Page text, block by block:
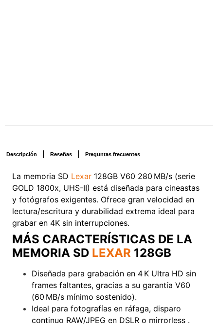
Descripción Reseñas Preguntas frecuentes
La memoria SD Lexar 128GB V60 280 MB/s (serie
GOLD 1800x, UHS-II) está diseñada para cineastas
y fotógrafos exigentes. Ofrece gran velocidad en
lectura/escritura y durabilidad extrema ideal para
grabar en 4K sin interrupciones.
MÁS CARACTERÍSTICAS DE LA
MEMORIA SD LEXAR 128GB
Diseñada para grabación en 4 K Ultra HD sin
frames faltantes, gracias a su garantía V60
(60 MB/s mínimo sostenido).
Ideal para fotografías en ráfaga, disparo
continuo RAW/JPEG en DSLR o mirrorless .